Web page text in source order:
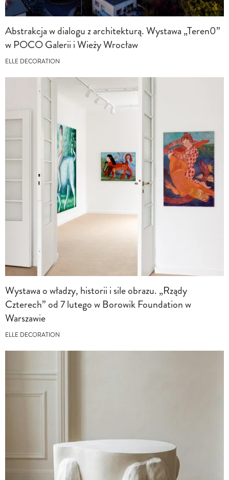
Abstrakcja w dialogu z architekturą. Wystawa „Teren0”
w POCO Galerii i Wieży Wrocław
ELLE DECORATION
Wystawa o władzy, historii i sile obrazu. „Rządy
Czterech” od 7 lutego w Borowik Foundation w
Warszawie
ELLE DECORATION